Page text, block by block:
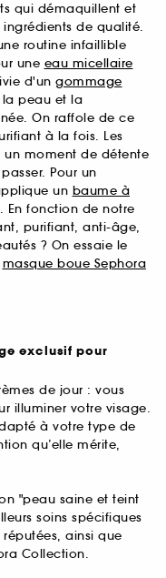
qui démaquillent et
de qualité.
routine infaillible
une eau micellaire
d'un gommage
la peau et la
On raffole de ce
à la fois. Les
moment de détente
Pour un
un baume à
En fonction de notre
purifiant, anti-âge,
? On essaie le
masque boue Sephora
exclusif pour
de jour : vous
illuminer votre visage.
à votre type de
qu’elle mérite,
"peau saine et teint
soins spécifiques
ainsi que
Collection.